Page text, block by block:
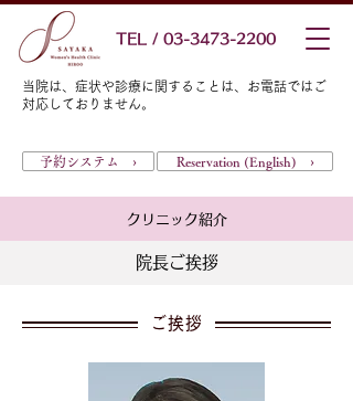
TEL / 03-3473-2200
当院は、症状や診療に関することは、お電話ではご
対応しておりません。
予約システム › Reservation (English) ›
クリニック紹介
院長ご挨拶
ご挨拶